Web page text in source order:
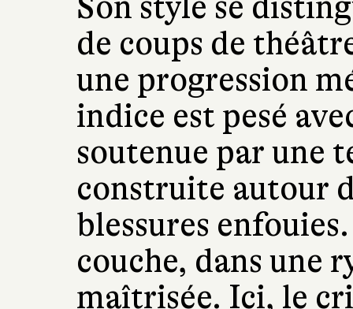
de coups de
une progression
indice est pesé
soutenue par une
construite autour
blessures
couche, dans une
maîtrisée. Ici, le